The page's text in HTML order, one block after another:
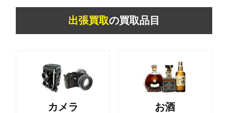
出張買取の買取品目
カメラ お酒